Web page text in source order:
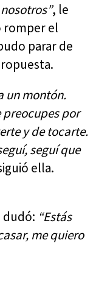
, le
romper el
parar de
un montón.
preocupes por
y de tocarte.
seguí que
ella.
dudó: “Estás
me quiero